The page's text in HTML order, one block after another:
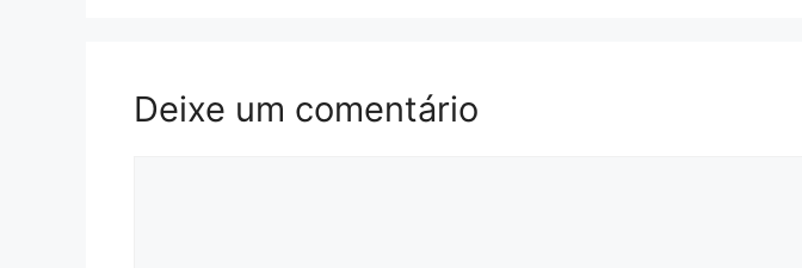
Deixe um comentário